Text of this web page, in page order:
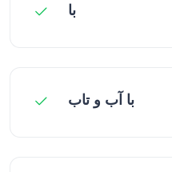
با
با آب و تاب